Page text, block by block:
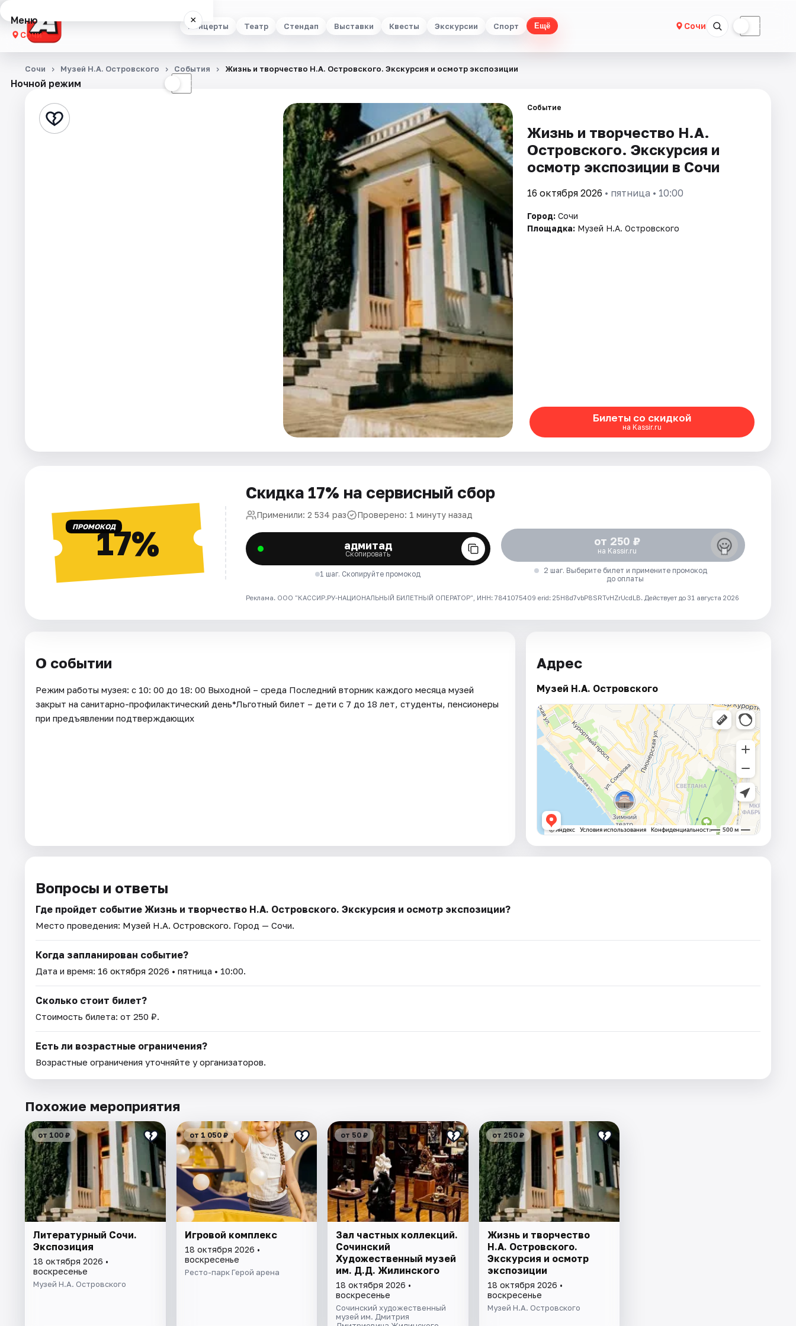
Концерты Театр Стендап Выставки Квесты Экскурсии Спорт Ещё Сочи ☾
Меню ×
Сочи
Концерты
Стендап
Ночной режим ☾
Сочи Музей Н.А. Островского События Жизнь и творчество Н.А. Островского. Экскурсия и осмотр экспозиции
Событие
Жизнь и творчество Н.А.
Островского. Экскурсия и
осмотр экспозиции в Сочи
16 октября 2026 • пятница • 10:00
Город: Сочи
Площадка: Музей Н.А. Островского
Билеты со скидкой
на Kassir.ru
ПРОМОКОД17%
Скидка 17% на сервисный сбор
Применили: 2 534 раз Проверено: 1 минуту назад
адмитад
Скопировать
1 шаг. Скопируйте промокод
от 250 ₽
на Kassir.ru
2 шаг. Выберите билет и примените промокод
до оплаты
Реклама. ООО "КАССИР.РУ-НАЦИОНАЛЬНЫЙ БИЛЕТНЫЙ ОПЕРАТОР", ИНН: 7841075409 erid: 25H8d7vbP8SRTvHZrUcdLB. Действует до 31 августа 2026
О событии
Режим работы музея: с 10: 00 до 18: 00 Выходной – среда Последний вторник каждого месяца музей
закрыт на санитарно-профилактический день*Льготный билет – дети с 7 до 18 лет, студенты, пенсионеры
при предъявлении подтверждающих
Адрес
Музей Н.А. Островского
Вопросы и ответы
Где пройдет событие Жизнь и творчество Н.А. Островского. Экскурсия и осмотр экспозиции?
Место проведения: Музей Н.А. Островского. Город — Сочи.
Когда запланирован событие?
Дата и время: 16 октября 2026 • пятница • 10:00.
Сколько стоит билет?
Стоимость билета: от 250 ₽.
Есть ли возрастные ограничения?
Возрастные ограничения уточняйте у организаторов.
Похожие мероприятия
от 100 ₽
Литературный Сочи.
Экспозиция
18 октября 2026 •
воскресенье
Музей Н.А. Островского
от 1 050 ₽
Игровой комплекс
18 октября 2026 •
воскресенье
Ресто-парк Герой арена
от 50 ₽
Зал частных коллекций.
Сочинский
Художественный музей
им. Д.Д. Жилинского
18 октября 2026 •
воскресенье
Сочинский художественный
музей им. Дмитрия
от 250 ₽
Жизнь и творчество
Н.А. Островского.
Экскурсия и осмотр
экспозиции
18 октября 2026 •
воскресенье
Музей Н.А. Островского